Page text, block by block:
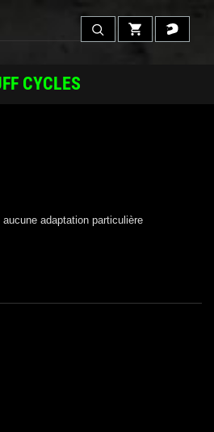
CYCLES
adaptation particulière